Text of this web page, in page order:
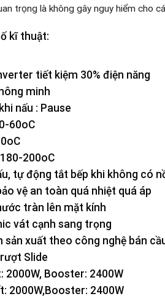
trọng là không gây nguy hiểm cho
kĩ thuật:
tiết kiệm 30% điện năng
minh
nấu : Pause
60oC
200oC
tự động tắt bếp khi không có
vệ an toàn quá nhiệt quá áp
tràn lên mặt kính
vát cạnh sang trọng
sản xuất theo công nghệ bán
Slide
2000W, Booster: 2400W
2000W,Booster: 2400W